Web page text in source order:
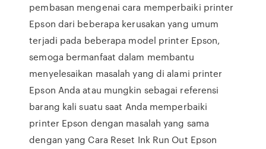
pembasan mengenai cara memperbaiki printer
Epson dari beberapa kerusakan yang umum
terjadi pada beberapa model printer Epson,
semoga bermanfaat dalam membantu
menyelesaikan masalah yang di alami printer
Epson Anda atau mungkin sebagai referensi
barang kali suatu saat Anda memperbaiki
printer Epson dengan masalah yang sama
dengan yang Cara Reset Ink Run Out Epson